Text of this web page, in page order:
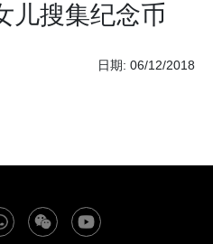
儿搜集纪念币
日期: 06/12/2018